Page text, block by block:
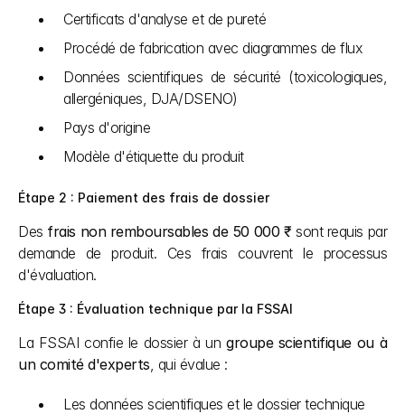
Certificats d'analyse et de pureté
Procédé de fabrication avec diagrammes de flux
Données scientifiques de sécurité (toxicologiques,
allergéniques, DJA/DSENO)
Pays d'origine
Modèle d'étiquette du produit
Étape 2 : Paiement des frais de dossier
Des frais non remboursables de 50 000 ₹ sont requis par
demande de produit. Ces frais couvrent le processus
d'évaluation.
Étape 3 : Évaluation technique par la FSSAI
La FSSAI confie le dossier à un groupe scientifique ou à
un comité d'experts, qui évalue :
Les données scientifiques et le dossier technique